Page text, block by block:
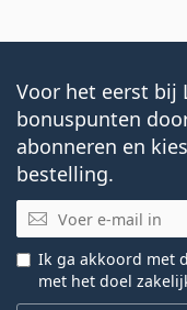
Voor het eerst bij
bonuspunten
abonneren en
bestelling.
E-mail
Ik ga akkoord met
met het doel